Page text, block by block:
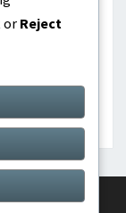
|Theme:Nisarg
or Reject